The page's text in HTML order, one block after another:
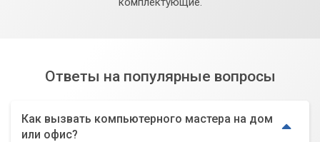
Ответы на популярные вопросы
Как вызвать компьютерного мастера на дом
или офис?